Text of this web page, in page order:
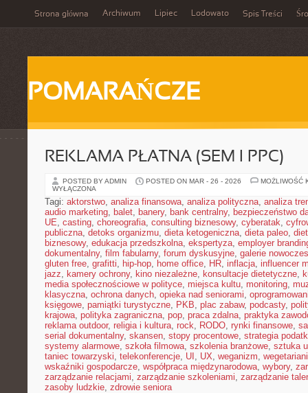
Strona główna Archiwum Lipiec Lodowato Spis Treści
POMARAŃCZE
REKLAMA PŁATNA (SEM I PPC)
POSTED BY ADMIN POSTED ON MAR - 26 - 2026
MOŻLIWOŚĆ
WYŁĄCZONA
Tagi: aktorstwo, analiza finansowa, analiza polityczna, analiza
audio marketing, balet, banery, bank centralny, bezpieczeństwo
UE, casting, choreografia, consulting biznesowy, cyberatak,
publiczna, detoks organizmu, dieta ketogeniczna, dieta paleo,
biznesowy, edukacja przedszkolna, ekspertyza, employer
dokumentalny, film fabularny, forum dyskusyjne, galerie
gluten free, grafitti, hip-hop, home office, HR, inflacja, influencer
jazz, kamery ochrony, kino niezależne, konsultacje dietetyczne,
media społecznościowe w polityce, miejsca kultu, monitoring,
klasyczna, ochrona danych, opieka nad seniorami,
księgowe, pamiątki turystyczne, PKB, plac zabaw, podcasty,
krajowa, polityka zagraniczna, pop, praca zdalna, praktyka
reklama outdoor, religia i kultura, rock, RODO, rynki finansowe,
serial dokumentalny, skansen, stopy procentowe, strategia
systemy alarmowe, szkoła filmowa, szkolenia branżowe, sztuka
taniec towarzyski, telekonferencje, UI , UX, weganizm,
wskaźniki gospodarcze, współpraca międzynarodowa, wybory,
zarządzanie relacjami, zarządzanie szkoleniami, zarządzanie
zasoby ludzkie, zdrowie seniora